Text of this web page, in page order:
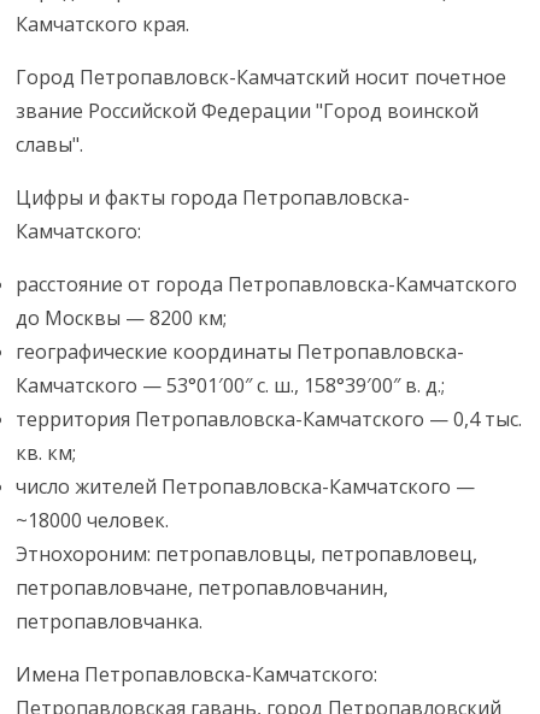
Камчатского края.
Город Петропавловск-Камчатский носит почетное
звание Российской Федерации "Город воинской
славы".
Цифры и факты города Петропавловска-
Камчатского:
расстояние от города Петропавловска-Камчатского
до Москвы — 8200 км;
географические координаты Петропавловска-
Камчатского — 53°01′00″ с. ш., 158°39′00″ в. д.;
территория Петропавловска-Камчатского — 0,4 тыс.
кв. км;
число жителей Петропавловска-Камчатского —
~18000 человек.
Этнохороним: петропавловцы, петропавловец,
петропавловчане, петропавловчанин,
петропавловчанка.
Имена Петропавловска-Камчатского:
Петропавловская гавань, город Петропавловский